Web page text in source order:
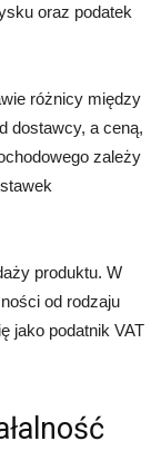
oraz podatek
różnicy między
dostawcy, a ceną,
zależy
produktu. W
od rodzaju
jako podatnik VAT